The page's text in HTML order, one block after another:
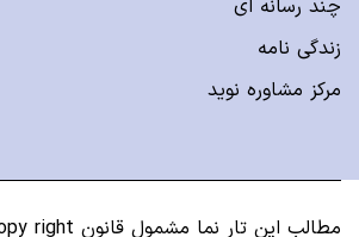
چند رسانه ای
زندگی نامه
مرکز مشاوره نوید
مطالب این تار نما مشمول قانون Copy right می باشد